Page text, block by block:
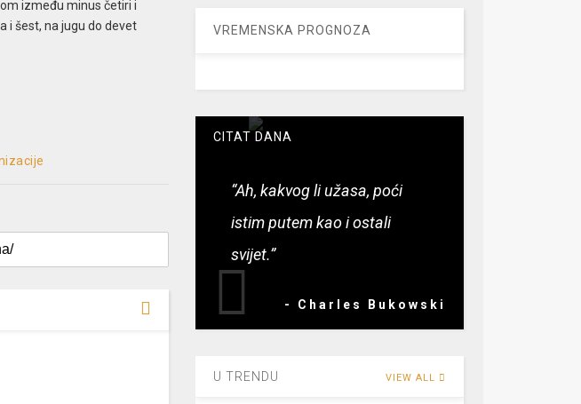
između minus četiri i
i šest, na jugu do devet
VREMENSKA PROGNOZA
CITAT DANA
“Ah, kakvog li užasa, poći
istim putem kao i ostali
svijet.”
- Charles Bukowski
U TRENDU VIEW ALL